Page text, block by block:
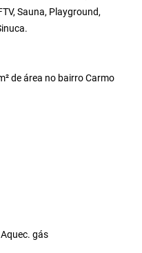
Sauna, Playground,
de área no bairro Carmo
Aquec. gás